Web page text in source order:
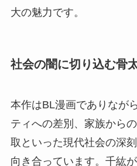
大の魅力です。
社会の闇に切り込む骨
本作はBL漫画でありなが
ティへの差別、家族から
取といった現代社会の深
向き合っています。千紘